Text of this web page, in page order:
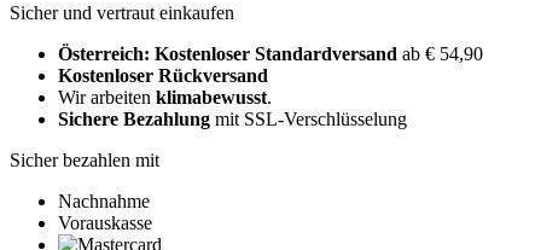
Sicher und vertraut einkaufen
Österreich: Kostenloser Standardversand ab € 54,90
Kostenloser Rückversand
Wir arbeiten klimabewusst.
Sichere Bezahlung mit SSL-Verschlüsselung
Sicher bezahlen mit
Nachnahme
Vorauskasse